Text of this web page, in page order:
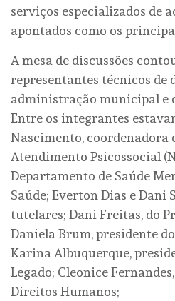
serviços especializados de
apontados como os
A mesa de discussões
representantes técnicos de
administração municipal e
Entre os integrantes
Nascimento, coordenadora
Atendimento Psicossocial
Departamento de Saúde
Saúde; Everton Dias e Dani
tutelares; Dani Freitas, do
Daniela Brum, presidente
Karina Albuquerque,
Legado; Cleonice
Direitos Humanos;